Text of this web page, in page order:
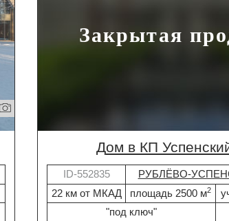
Закрытая
дом в КП
ID-552835
РУБЛЁВО-
22 км от МКАД
площадь 2500 м2
"под ключ"